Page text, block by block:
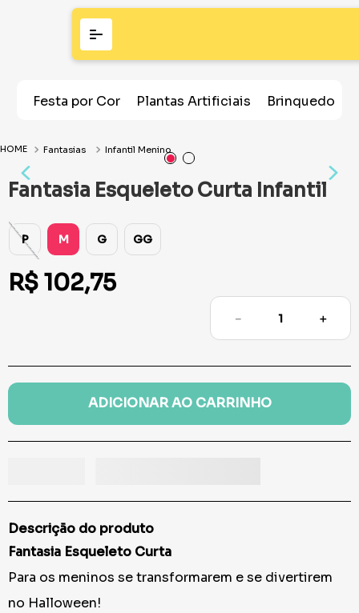
Festa por Cor Plantas Artificiais Brinquedos
Fantasias Infantil Menino
Fantasia Esqueleto Curta Infantil
P M G GG
R$ 102,75
＋
－
ADICIONAR AO CARRINHO
Descrição do produto
Fantasia Esqueleto Curta
Para os meninos se transformarem e se divertirem
no Halloween!